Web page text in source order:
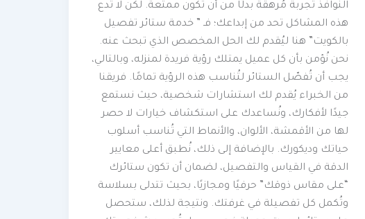
النوافذ تجربة مُرهقة بدلًا من أن تكون ممتعة. لكن لا تدع
هذه المشاكل تحد من إبداعك؛ فـ ” خدمة ستائر تفصيل
بالكويت” هنا ليُقدم لك الحل المخصص الذي تبحث عنه.
نحن نُؤمن بأن كل عميل يمتلك رؤية فريدة لمنزله، وبالتالي،
يجب أن تُفصّل الستائر لتُناسب هذه الرؤية تمامًا. فريقنا
من الخبراء يُقدم لك استشارات شخصية، حيث نستمع
جيدًا لأفكارك، ونُساعدك على استكشاف خيارات لا حصر
لها من الأقمشة، الألوان، والأنماط التي تُناسب أسلوب
حياتك وديكورك. بالإضافة إلى ذلك، نُطبق أعلى معايير
الدقة في القياس والتفصيل، لضمان أن تكون ستائرك
“على مقاس ذوقك” حرفيًا ومجازيًا، بحيث تتدلى بسلاسة
وتُكمل كل تفصيلة في غرفتك. ونتيجة لذلك، ستحصل